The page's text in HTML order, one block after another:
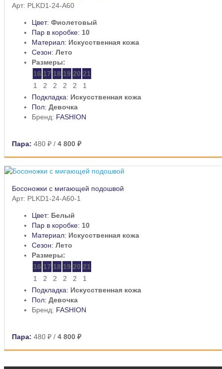
Арт: PLKD1-24-A60
Цвет: Фиолетовый
Пар в коробке: 10
Материал: Искусственная кожа
Сезон: Лето
Размеры:
16 17 18 19 20 21
1
2 2 2 2
1
Подкладка: Искусственная кожа
Пол: Девочка
Бренд: FASHION
Пара: 480 ₽ / 4 800 ₽
Босоножки с мигающей подошвой
Арт: PLKD1-24-A60-1
Цвет: Белый
Пар в коробке: 10
Материал: Искусственная кожа
Сезон: Лето
Размеры:
16 17 18 19 20 21
1
2 2 2 2
1
Подкладка: Искусственная кожа
Пол: Девочка
Бренд: FASHION
Пара: 480 ₽ / 4 800 ₽